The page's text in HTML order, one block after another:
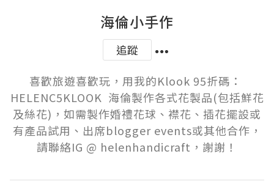
海倫小手作
追蹤
喜歡旅遊喜歡玩，用我的Klook 95折碼：
HELENC5KLOOK  海倫製作各式花製品(包括鮮花
及絲花)，如需製作婚禮花球、襟花、插花擺設或
有產品試用、出席blogger events或其他合作，
請聯絡IG @ helenhandicraft，謝謝！